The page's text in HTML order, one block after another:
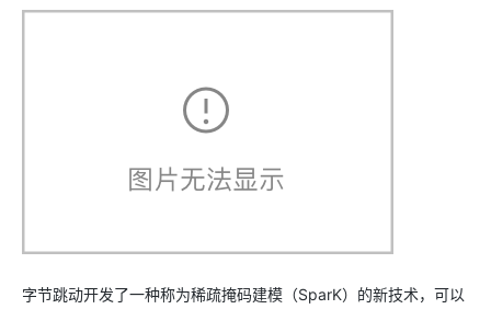
字节跳动开发了一种称为稀疏掩码建模（SparK）的新技术，可以